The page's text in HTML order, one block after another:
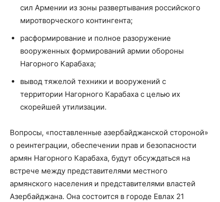
сил Армении из зоны развертывания российского
миротворческого контингента;
расформирование и полное разоружение
вооруженных формирований армии обороны
Нагорного Карабаха;
вывод тяжелой техники и вооружений с
территории Нагорного Карабаха с целью их
скорейшей утилизации.
Вопросы, «поставленные азербайджанской стороной»
о реинтеграции, обеспечении прав и безопасности
армян Нагорного Карабаха, будут обсуждаться на
встрече между представителями местного
армянского населения и представителями властей
Азербайджана. Она состоится в городе Евлах 21